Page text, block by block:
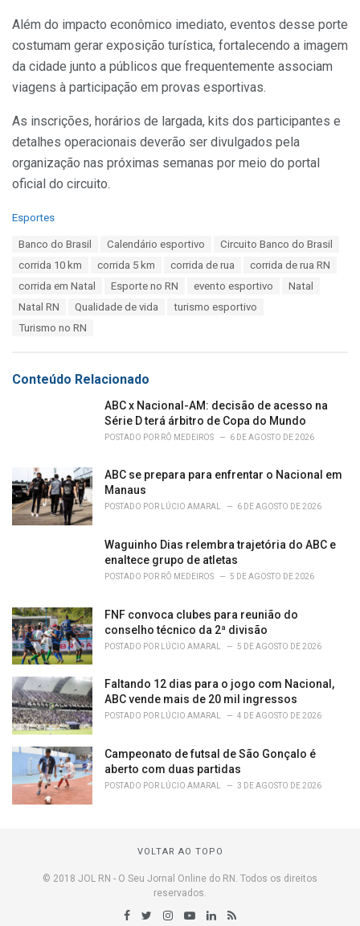
Além do impacto econômico imediato, eventos desse porte
costumam gerar exposição turística, fortalecendo a imagem
da cidade junto a públicos que frequentemente associam
viagens à participação em provas esportivas.
As inscrições, horários de largada, kits dos participantes e
detalhes operacionais deverão ser divulgados pela
organização nas próximas semanas por meio do portal
oficial do circuito.
C
Esportes
Banco do Brasil Calendário esportivo
Circuito Banco do Brasil
corrida 10 km
corrida 5 km corrida de rua
corrida de rua RN
corrida em Natal
Esporte no RN evento esportivo
Natal
Natal RN
Qualidade de vida
turismo esportivo
Turismo no RN
Conteúdo Relacionado
ABC x Nacional-AM: decisão de acesso na
Série D terá árbitro de Copa do Mundo
POSTADO POR RÔ MEDEIROS 6 DE AGOSTO DE 2026
ABC se prepara para enfrentar o Nacional em
Manaus
POSTADO POR LÚCIO AMARAL 6 DE AGOSTO DE 2026
Waguinho Dias relembra trajetória do ABC e
enaltece grupo de atletas
POSTADO POR RÔ MEDEIROS 5 DE AGOSTO DE 2026
FNF convoca clubes para reunião do
conselho técnico da 2ª divisão
POSTADO POR LÚCIO AMARAL 5 DE AGOSTO DE 2026
Faltando 12 dias para o jogo com Nacional,
ABC vende mais de 20 mil ingressos
POSTADO POR LÚCIO AMARAL 4 DE AGOSTO DE 2026
Campeonato de futsal de São Gonçalo é
aberto com duas partidas
POSTADO POR LÚCIO AMARAL 3 DE AGOSTO DE 2026
VOLTAR AO TOPO
© 2018 JOL RN - O Seu Jornal Online do RN. Todos os direitos
reservados.